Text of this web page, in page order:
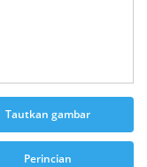
Tautkan gambar
Perincian